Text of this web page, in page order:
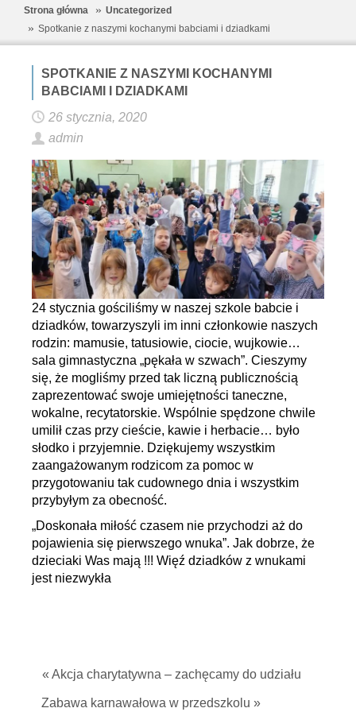
Strona główna
Uncategorized
Spotkanie z naszymi kochanymi babciami i dziadkami
SPOTKANIE Z NASZYMI KOCHANYMI
BABCIAMI I DZIADKAMI
26 stycznia, 2020
admin
24 stycznia gościliśmy w naszej szkole babcie i
dziadków, towarzyszyli im inni członkowie naszych
rodzin: mamusie, tatusiowie, ciocie, wujkowie…
sala gimnastyczna „pękała w szwach”. Cieszymy
się, że mogliśmy przed tak liczną publicznością
zaprezentować swoje umiejętności taneczne,
wokalne, recytatorskie. Wspólnie spędzone chwile
umilił czas przy cieście, kawie i herbacie… było
słodko i przyjemnie. Dziękujemy wszystkim
zaangażowanym rodzicom za pomoc w
przygotowaniu tak cudownego dnia i wszystkim
przybyłym za obecność.
„Doskonała miłość czasem nie przychodzi aż do
pojawienia się pierwszego wnuka”. Jak dobrze, że
dzieciaki Was mają !!! Więź dziadków z wnukami
jest niezwykła
« Akcja charytatywna – zachęcamy do udziału
Zabawa karnawałowa w przedszkolu »